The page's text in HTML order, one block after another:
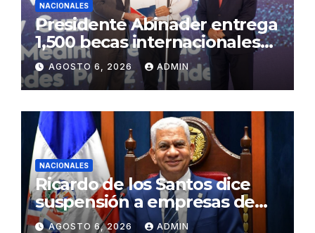
NACIONALES
Presidente Abinader entrega
1,500 becas internacionales
para cursar programas de
especialización, maestrías y
doctorados en universidades
del extranjero
AGOSTO 6, 2026 ADMIN
NACIONALES
Ricardo de los Santos dice
suspensión a empresas de
senadores no es una sanción
AGOSTO 6, 2026 ADMIN